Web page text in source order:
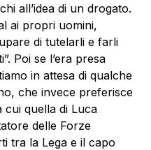
all’idea di un drogato.
ai propri uomini,
di tutelarli e farli
Poi se l’era presa
in attesa di qualche
che invece preferisce
cui quella di Luca
delle Forze
tra la Lega e il capo